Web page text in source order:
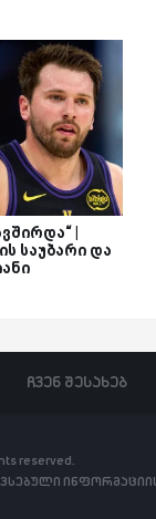
|
საუბარი და
ჩვენ შესახებ
reserved.